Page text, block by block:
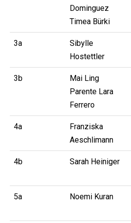
Dominguez
Timea Bürki
3a
Sibylle
Hostettler
3b
Mai Ling
Parente Lara
Ferrero
4a
Franziska
Aeschlimann
4b Sarah Heiniger
5a Noemi Kuran